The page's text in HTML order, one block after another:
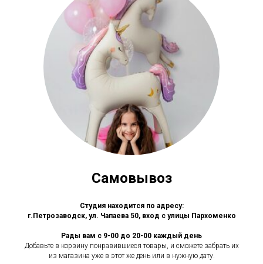
Самовывоз
Студия находится по адресу:
г.Петрозаводск, ул. Чапаева 50, вход с улицы Пархоменко
Рады вам с 9-00 до 20-00 каждый день
Добавьте в корзину понравившиеся товары, и сможете забрать их
из магазина уже в этот же день или в нужную дату.